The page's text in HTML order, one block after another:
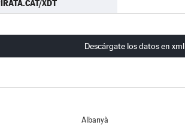
XDT
Descárgate los datos en xml
Albanyà